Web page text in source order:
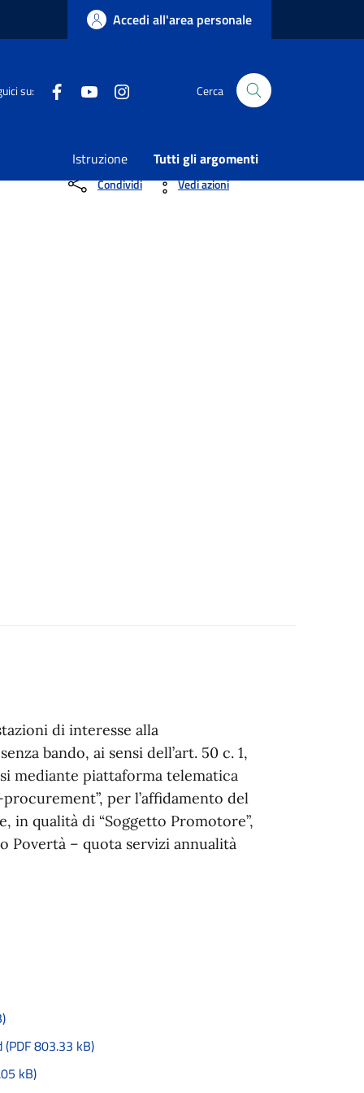
Accedi all'area personale
su: FacebookYoutube Cerca
Istruzione Tutti gli argomenti
in qualità di “Soggetto Promotore”, di tirocini
Condividi Vedi azioni
di interesse alla
bando, ai sensi dell’art. 50 c. 1,
mediante piattaforma telematica
per l’affidamento del
in qualità di “Soggetto Promotore”,
Povertà – quota servizi annualità
803.33 kB)
kB)